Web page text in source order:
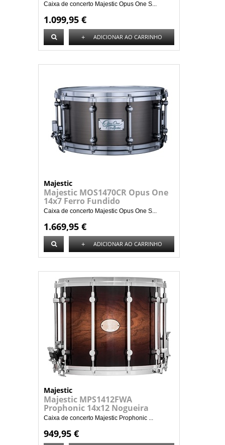
Caixa de concerto Majestic Opus One S...
1.099,95 €
+ ADICIONAR AO CARRINHO
Majestic
Majestic MOS1470CR Opus One
14x7 Ferro Fundido
Caixa de concerto Majestic Opus One S...
1.669,95 €
+ ADICIONAR AO CARRINHO
Majestic
Majestic MPS1412FWA
Prophonic 14x12 Nogueira
Caixa de concerto Majestic Prophonic ...
949,95 €